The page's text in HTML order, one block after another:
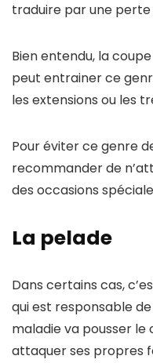
traduire par une
Bien entendu, la
peut entrainer ce
les extensions ou les
Pour éviter ce genre
recommander de
des occasions
La pelade
Dans certains cas,
qui est responsable
maladie va pousser
attaquer ses propres